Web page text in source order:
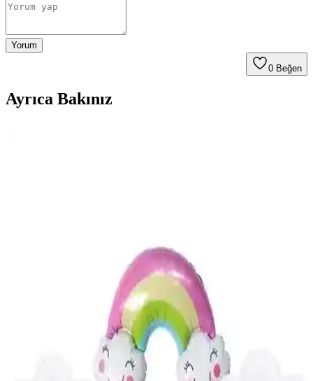
Yorum
0 Beğen
Ayrıca Bakınız
Kına ve Parti Dekorasyonu Türkiye Üretimi
Altın detaylı yuvarlak masa örtüsü, 120x180 cm boyutunda, kolay
temizlenebilir polyester malzemeyle kullan-at konforu ve
dayanıklılık sunar. Şık, sade desenli tasarım kutlama ortamlarına
zarafet katar; Türkiye üretimi güvenilirlik sağlar.
Patladı Gitti Retro Doğum Günü Seti: krem
tonlarında balonlar, afiş ve bulut dekorları